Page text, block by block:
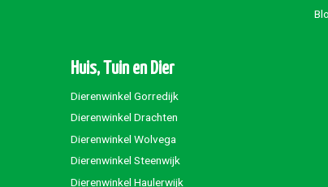
Huis, Tuin en Dier
Dierenwinkel Gorredijk
Dierenwinkel Drachten
Dierenwinkel Wolvega
Dierenwinkel Steenwijk
Dierenwinkel Haulerwijk